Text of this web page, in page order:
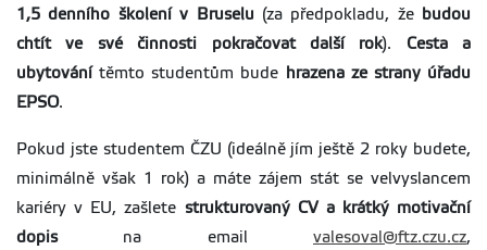
1,5 denního školení v Bruselu (za předpokladu, že
budou
chtít ve své činnosti pokračovat další rok). Cesta a
ubytovánítěmto studentům bude
hrazena ze strany úřadu
EPSO.
Pokud jste studentem ČZU (ideálně jím ještě 2 roky budete,
minimálně však 1 rok) a máte zájem stát se velvyslancem
kariéry v EU, zašlete strukturovaný CV a krátký motivační
dopisna email valesoval@ftz.czu.cz,